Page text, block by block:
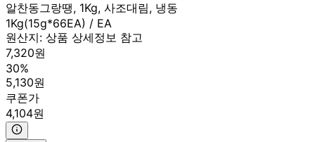
알찬동그랑땡, 1Kg, 사조대림, 냉동
1Kg(15g*66EA) / EA
원산지: 상품 상세정보 참고
7,320원
30%
5,130원
쿠폰가
4,104원